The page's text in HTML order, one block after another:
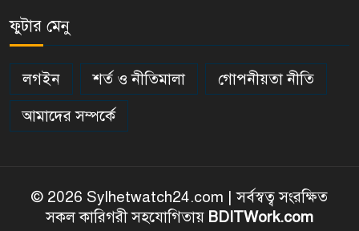
ফুটার মেনু
লগইন শর্ত ও নীতিমালা
গোপনীয়তা নীতি
আমাদের সম্পর্কে
© 2026 Sylhetwatch24.com | সর্বস্বত্ব সংরক্ষিত
সকল কারিগরী সহযোগিতায় BDITWork.com